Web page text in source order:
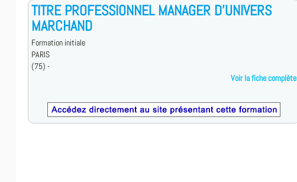
TITRE PROFESSIONNEL MANAGER D’UNIVERS
MARCHAND
Formation initiale
PARIS
(75) -
Voir la fiche complète